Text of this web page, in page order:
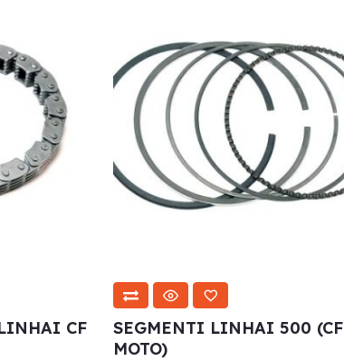
CF
SEGMENTI LINHAI 500 (CF
MOTO)